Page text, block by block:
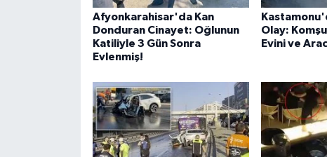
Afyonkarahisar'da Kan
Donduran Cinayet: Oğlunun
Katiliyle 3 Gün Sonra
Evlenmiş!
Olay:
Evini ve